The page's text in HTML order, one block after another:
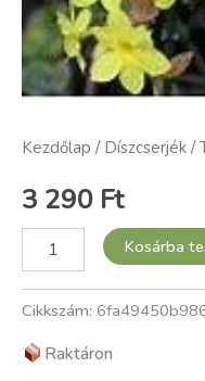
Kezdőlap / Díszcserjék /
3 290 Ft
Kosárba
Cikkszám:
Raktáron